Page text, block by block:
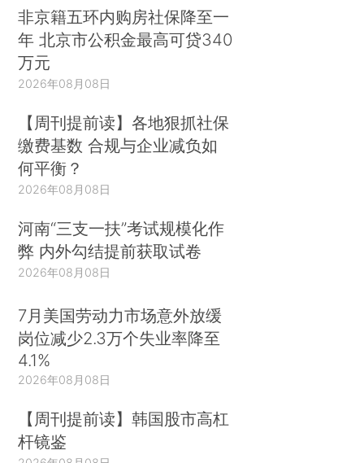
非京籍五环内购房社保降至一
年 北京市公积金最高可贷340
万元
2026年08月08日
【周刊提前读】各地狠抓社保
缴费基数 合规与企业减负如
何平衡？
2026年08月08日
河南“三支一扶”考试规模化作
弊 内外勾结提前获取试卷
2026年08月08日
7月美国劳动力市场意外放缓
岗位减少2.3万个失业率降至
4.1%
2026年08月08日
【周刊提前读】韩国股市高杠
杆镜鉴